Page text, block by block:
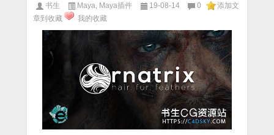
书生 Maya Maya插件 19-08-14 0
添加文
章到收藏
我的收藏